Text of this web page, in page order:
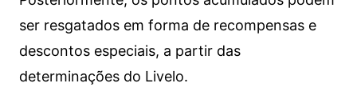
ser resgatados em forma de recompensas e
descontos especiais, a partir das
determinações do Livelo.